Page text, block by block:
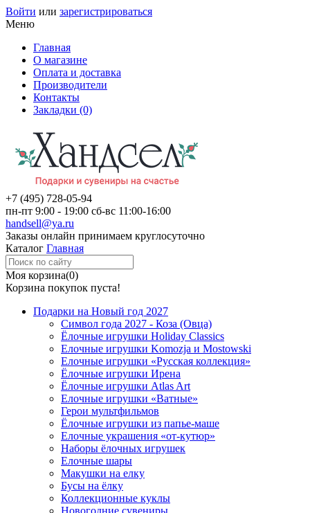
Войти или зарегистрироваться
Меню
Главная
О магазине
Оплата и доставка
Производители
Контакты
Закладки (0)
+7 (495) 728-05-94
пн-пт 9:00 - 19:00 сб-вс 11:00-16:00
handsell@ya.ru
Заказы онлайн принимаем круглосуточно
Каталог Главная
Моя корзина(0)
Корзина покупок пуста!
Подарки на Новый год 2027
Символ года 2027 - Коза (Овца)
Ёлочные игрушки Holiday Classics
Елочные игрушки Komozja и Mostowski
Елочные игрушки «Русская коллекция»
Ёлочные игрушки Ирена
Ёлочные игрушки Atlas Art
Елочные игрушки «Ватные»
Герои мультфильмов
Ёлочные игрушки из папье-маше
Елочные украшения «от-кутюр»
Наборы ёлочных игрушек
Елочные шары
Макушки на елку
Бусы на ёлку
Коллекционные куклы
Новогодние сувениры